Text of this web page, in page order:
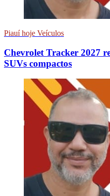
Piauí hoje Veículos
Chevrolet Tracker 2027
SUVs compactos